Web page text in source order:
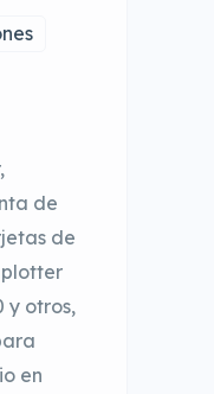
de
de
y otros,
en